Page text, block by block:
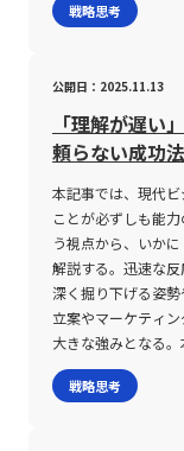
信用を左右する重大
化に即応するための
ネスマンにとって
の発展に大きな影響を及ぼすで
メーションの注意点 デジタルトランスフォーメーションを推進す
る上での注意点は多
対する企業内の意
多くの企業は、単
変革は実現しない
革、すなわちトッ
む体制が求められ
綿密な立案が不可
なる場合があります
課題は非常に多岐に
ューとプロブレムを
ロブレムは当面の
より一歩踏み込んだ
れてしまうと、本来
ある。ビジネスでは
軟な発想で問題を
を特定する際には
討するプロセスが
い続け、表面的な
を論理的に追及す
件や固定的な枠組
とが大切である。
一筋縄ではいかない
メリット、具体的な
―を特定の市場、顧
入する経営手法で
の戦略は、主に大企
ッチな市場で独自の
場全体を狙うのでは
争が激化しにくい
有の強み―技術力
限に発揮することが可能となりま
きく「コスト集中
ます。コスト集中
で製品やサービス
法です。対して、
自の技術や品質、ブ
戦略思考
公開日：2025.11.13
「理解が遅い
頼らない成功
本記事では、現代ビ
ことが必ずしも能
う視点から、いか
解説する。迅速な
深く掘り下げる姿
立案やマーケティ
大きな強みとなる
見を交え、ゆっくり
解に時間がかかる人とは 「理解に時間がかかる」とい
戦略思考